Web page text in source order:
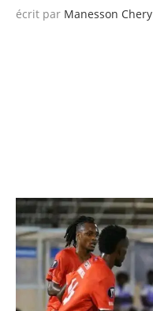
écrit par Manesson Chery